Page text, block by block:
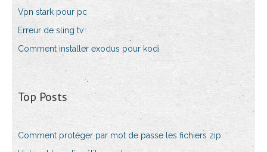
Vpn stark pour pc
Erreur de sling tv
Comment installer exodus pour kodi
Top Posts
Comment protéger par mot de passe les fichiers zip